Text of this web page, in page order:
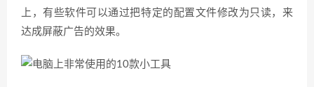
上，有些软件可以通过把特定的配置文件修改为只读，来
达成屏蔽广告的效果。